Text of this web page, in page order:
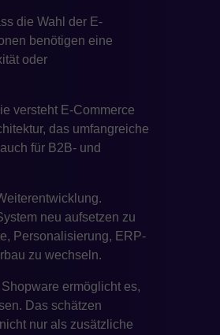
die Wahl der E-
benötigen eine
oder
versteht E-Commerce
das umfangreiche
für B2B- und
neu aufsetzen zu
Personalisierung, ERP-
zu wechseln.
ermöglicht es,
Das schätzen
nur als zusätzliche